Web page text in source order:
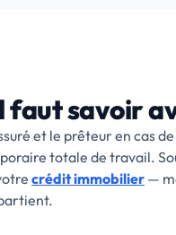
faut savoir
et le prêteur en cas
totale de travail.
crédit immobilier —